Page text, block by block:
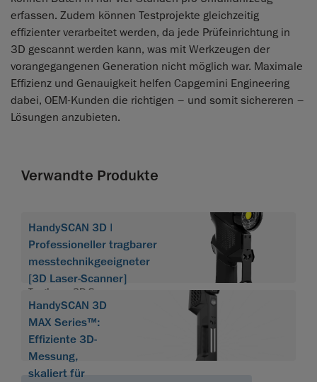
erfassen. Zudem können Testprojekte gleichzeitig
effizienter verarbeitet werden, da jede Prüfeinrichtung in
3D gescannt werden kann, was mit Werkzeugen der
vorangegangenen Generation nicht möglich war. Maximale
Effizienz und Genauigkeit helfen Capgemini Engineering
dabei, OEM-Kunden die richtigen – und somit sichereren –
Lösungen anzubieten.
Verwandte Produkte
HandySCAN 3D |
Professioneller tragbarer
messtechnikgeeigneter
[3D Laser-Scanner]
Tragbarer 3D-Scanner
HandySCAN 3D
HandySCAN 3D
MAX Series™:
Effiziente 3D-
Messung,
skaliert für